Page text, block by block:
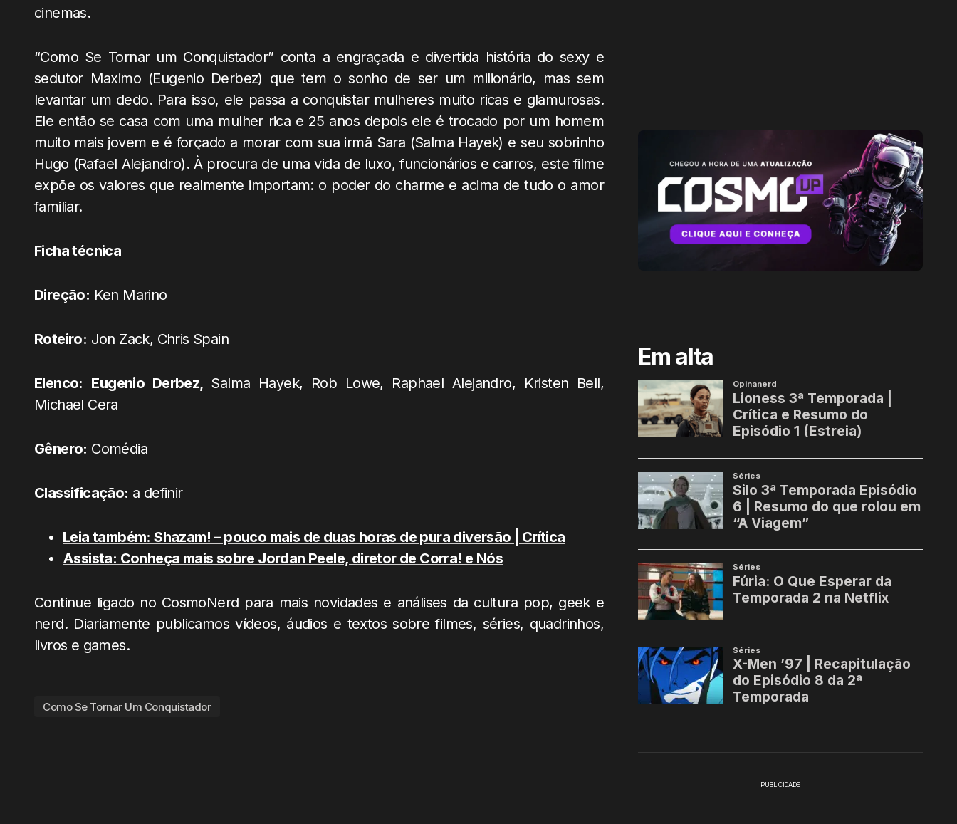
cinemas.
“Como Se Tornar um Conquistador” conta a engraçada e divertida história do sexy e
sedutor Maximo (Eugenio Derbez) que tem o sonho de ser um milionário, mas sem
levantar um dedo. Para isso, ele passa a conquistar mulheres muito ricas e glamurosas.
Ele então se casa com uma mulher rica e 25 anos depois ele é trocado por um homem
muito mais jovem e é forçado a morar com sua irmã Sara (Salma Hayek) e seu sobrinho
Hugo (Rafael Alejandro). À procura de uma vida de luxo, funcionários e carros, este filme
expõe os valores que realmente importam: o poder do charme e acima de tudo o amor
familiar.
Ficha técnica
Direção: Ken Marino
Roteiro: Jon Zack, Chris Spain
Elenco: Eugenio Derbez, Salma Hayek, Rob Lowe, Raphael Alejandro, Kristen Bell,
Michael Cera
Gênero: Comédia
Classificação: a definir
Leia também: Shazam! – pouco mais de duas horas de pura diversão | Crítica
Assista: Conheça mais sobre Jordan Peele, diretor de Corra! e Nós
Continue ligado no CosmoNerd para mais novidades e análises da cultura pop, geek e
nerd. Diariamente publicamos vídeos, áudios e textos sobre filmes, séries, quadrinhos,
livros e games.
Como Se Tornar Um Conquistador
Em alta
PUBLICIDADE